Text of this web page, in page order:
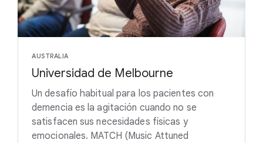
AUSTRALIA
Universidad de Melbourne
Un desafío habitual para los pacientes con
demencia es la agitación cuando no se
satisfacen sus necesidades físicas y
emocionales. MATCH (Music Attuned